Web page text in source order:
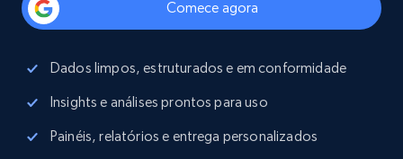
Comece agora
Dados limpos, estruturados e em conformidade
Insights e análises prontos para uso
Painéis, relatórios e entrega personalizados